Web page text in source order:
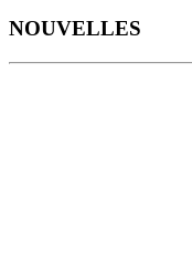
NOUVELLES